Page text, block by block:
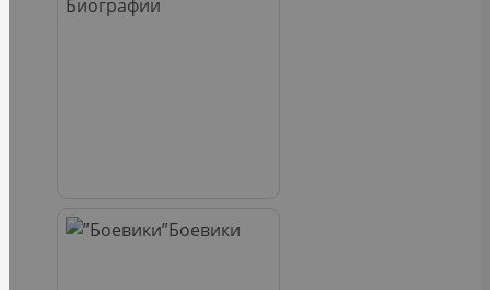
Биографии
Боевики